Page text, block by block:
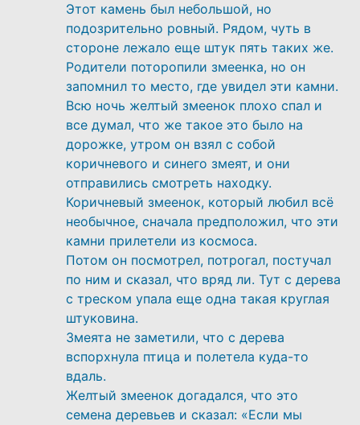
Этот камень был небольшой, но
подозрительно ровный. Рядом, чуть в
стороне лежало еще штук пять таких же.
Родители поторопили змеенка, но он
запомнил то место, где увидел эти камни.
Всю ночь желтый змеенок плохо спал и
все думал, что же такое это было на
дорожке, утром он взял с собой
коричневого и синего змеят, и они
отправились смотреть находку.
Коричневый змеенок, который любил всё
необычное, сначала предположил, что эти
камни прилетели из космоса.
Потом он посмотрел, потрогал, постучал
по ним и сказал, что вряд ли. Тут с дерева
с треском упала еще одна такая круглая
штуковина.
Змеята не заметили, что с дерева
вспорхнула птица и полетела куда-то
вдаль.
Желтый змеенок догадался, что это
семена деревьев и сказал: «Если мы